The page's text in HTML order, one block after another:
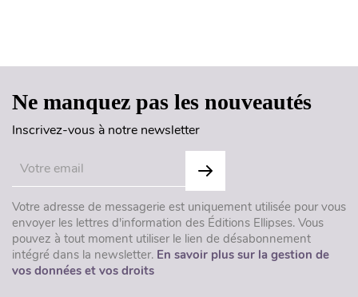
Ne manquez pas les nouveautés
Inscrivez-vous à notre newsletter
Votre adresse de messagerie est uniquement utilisée pour vous
envoyer les lettres d'information des Éditions Ellipses. Vous
pouvez à tout moment utiliser le lien de désabonnement
intégré dans la newsletter. En savoir plus sur la gestion de
vos données et vos droits